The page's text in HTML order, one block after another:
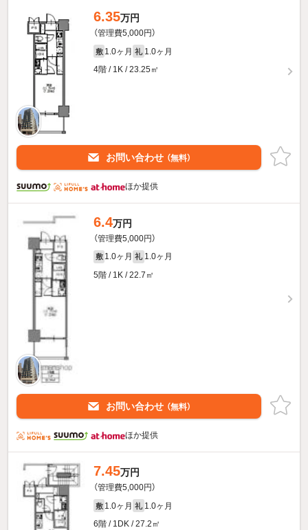
6.35万円
（管理費5,000円）
敷 1.0ヶ月 礼 1.0ヶ月
4階 / 1K / 23.25㎡
お問い合わせ （無料）
ほか提供
6.4万円
（管理費5,000円）
敷 1.0ヶ月 礼 1.0ヶ月
5階 / 1K / 22.7㎡
お問い合わせ （無料）
ほか提供
7.45万円
（管理費5,000円）
敷 1.0ヶ月 礼 1.0ヶ月
6階 / 1DK / 27.2㎡